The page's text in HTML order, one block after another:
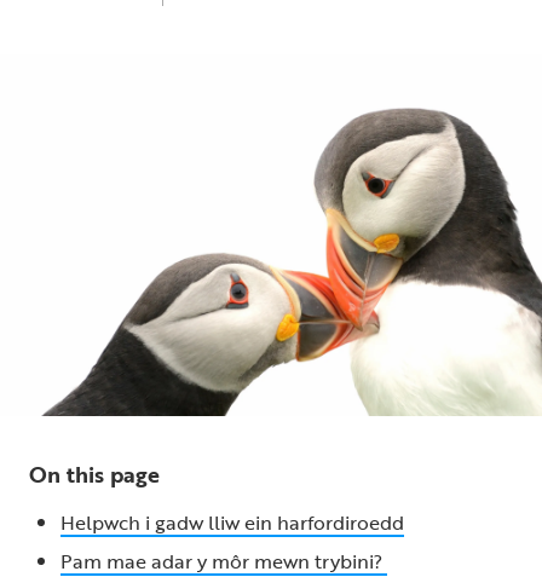
On this page
Helpwch i gadw lliw ein harfordiroedd
Pam mae adar y môr mewn trybini?